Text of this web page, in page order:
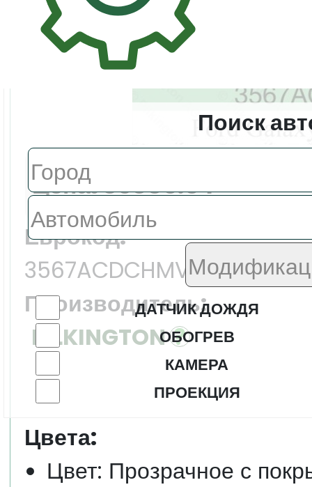
Поиск
ДАТЧИК ДОЖДЯ
ОБОГРЕВ
КАМЕРА
ПРОЕКЦИЯ
Цена:39885.0 ₽
Еврокод:
3567ACDCHMVW1U
Производитель:
PILKINGTON
Цвета:
Цвет: Прозрачное с